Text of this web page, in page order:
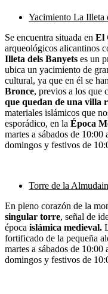
Yacimiento La Illeta
Se encuentra situada en El
arqueológicos alicantinos
Illeta dels Banyets es un
ubica un yacimiento de
cultural, ya que en él se
Bronce, previos a los que
que quedan de una villa
materiales islámicos que
esporádico, en la Época
martes a sábados de
domingos y festivos de
Torre de la
En pleno corazón de la
singular torre, señal de
época islámica medieval.
fortificado de la pequeña
martes a sábados de
domingos y festivos de